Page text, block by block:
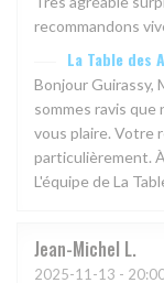
recommandons
La Table des
Bonjour Guirassy,
sommes ravis
vous plaire. Votre
particulièrement.
L'équipe de La
Jean-Michel L
2025-11-13 -